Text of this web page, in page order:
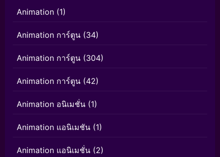
Animation (1)
Animation การ์ตูน (34)
Animation การ์ตูน (304)
Animation การ์ตูน (42)
Animation อนิเมชั่น (1)
Animation แอนิเมชัน (1)
Animation แอนิเมชั่น (2)